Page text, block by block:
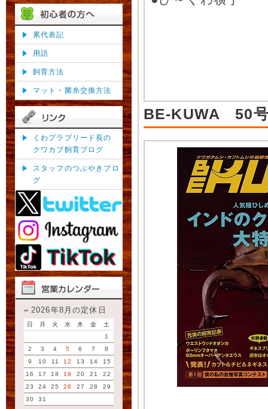
累代表記
用語
飼育方法
マット・菌糸交換方法
くわプラブリード長の
クワカブ飼育ブログ
スタッフのつぶやきブロ
グ
2026年8月の定休日
日 月 火 水 木 金
土
1
2
3 4 5 6 7
8
9
10 11 12 13 14
15
16
17 18 19 20 21
22
23
24 25 26 27 28
29
30
31
BE-KUWA 50